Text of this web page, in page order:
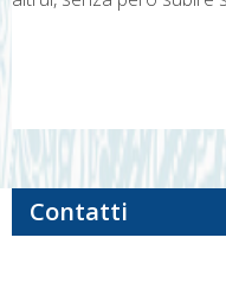
articoli
Contatti